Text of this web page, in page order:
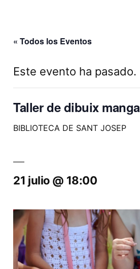
« Todos los Eventos
Este evento ha pasado.
Taller de dibuix manga
BIBLIOTECA DE SANT JOSEP
21 julio @ 18:00